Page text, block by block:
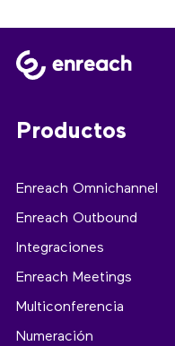
Productos
Enreach Omnichannel
Enreach Outbound
Integraciones
Enreach Meetings
Multiconferencia
Numeración